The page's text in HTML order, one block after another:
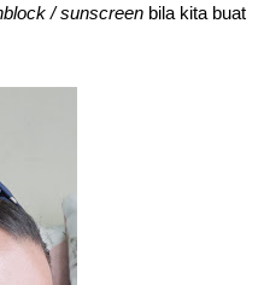
/ sunscreen bila kita buat